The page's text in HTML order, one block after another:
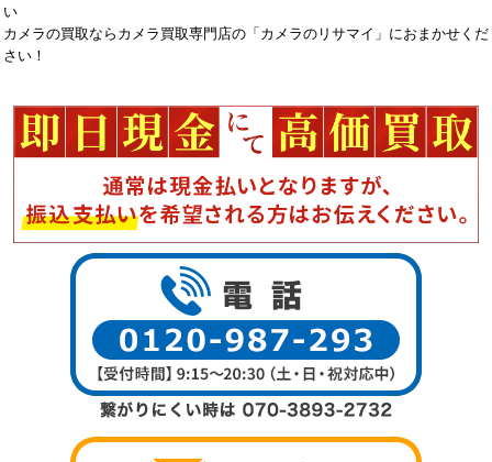
い
カメラの買取ならカメラ買取専門店の「カメラのリサマイ」におまかせくだ
さい！